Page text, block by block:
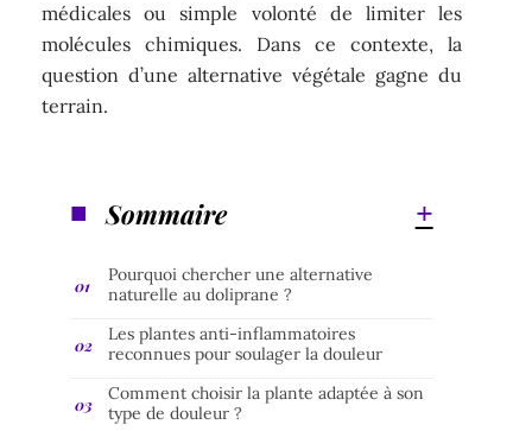
médicales ou simple volonté de limiter les
molécules chimiques. Dans ce contexte, la
question d’une alternative végétale gagne du
terrain.
Sommaire
Pourquoi chercher une alternative
naturelle au doliprane ?
Les plantes anti-inflammatoires
reconnues pour soulager la douleur
Comment choisir la plante adaptée à son
type de douleur ?